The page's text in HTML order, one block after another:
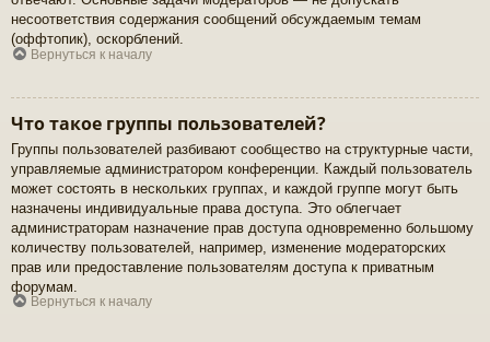
несоответствия содержания сообщений обсуждаемым темам
(оффтопик), оскорблений.
Вернуться к началу
Что такое группы пользователей?
Группы пользователей разбивают сообщество на структурные части,
управляемые администратором конференции. Каждый пользователь
может состоять в нескольких группах, и каждой группе могут быть
назначены индивидуальные права доступа. Это облегчает
администраторам назначение прав доступа одновременно большому
количеству пользователей, например, изменение модераторских
прав или предоставление пользователям доступа к приватным
форумам.
Вернуться к началу